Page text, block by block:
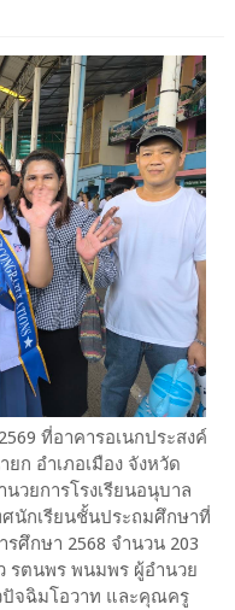
ที่อาคารอเนกประสงค์
ก อำเภอเมือง จังหวัด
วยการโรงเรียนอนุบาล
นักเรียนชั้นประถมศึกษาที่
ศึกษา 2568 จำนวน 203
รตนพร พนมพร ผู้อำนวย
ปัจฉิมโอวาท และคุณครู